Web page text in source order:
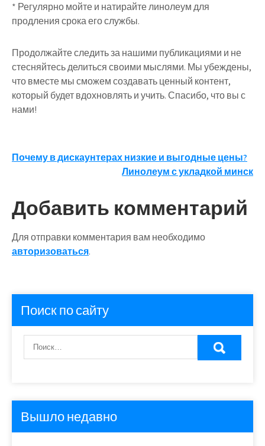
* Регулярно мойте и натирайте линолеум для
продления срока его службы.
Продолжайте следить за нашими публикациями и не
стесняйтесь делиться своими мыслями. Мы убеждены,
что вместе мы сможем создавать ценный контент,
который будет вдохновлять и учить. Спасибо, что вы с
нами!
Навигация
записям
Почему в дискаунтерах низкие и выгодные цены?
Линолеум с укладкой минск
Добавить комментарий
Для отправки комментария вам необходимо
авторизоваться.
Поиск по сайту
Вышло недавно